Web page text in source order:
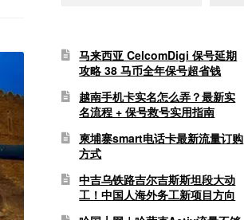
马来西亚 CelcomDigi 保号延期
攻略 38 马币全年保号超省钱
越南手机卡实名怎么弄？最新实
名流程 + 保号救号实用指南
柬埔寨smart电话卡最新流量订购
方式
中吉乌铁路吉尔吉斯斯坦段大动
工！中国人海外务工新项目方向